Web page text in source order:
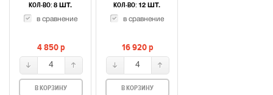
КОЛ-ВО: 8 ШТ.
в сравнение
4 850p
4
В КОРЗИНУ
КОЛ-ВО: 12 ШТ.
в сравнение
16 920p
4
В КОРЗИНУ